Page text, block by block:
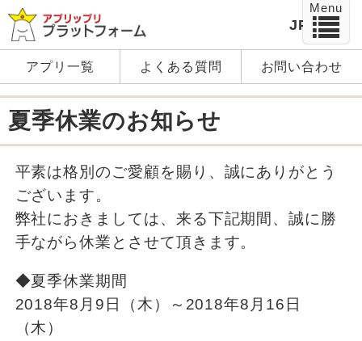
JP EN
アプリ一覧 よくある質問 お問い合わせ
夏季休業のお知らせ
平素は格別のご愛顧を賜り、誠にありがとう
ございます。
弊社におきましては、来る下記期間、誠に勝
手ながら休業とさせて頂きます。
◆夏季休業期間
2018年8月9日（木）～2018年8月16日
（木）
Menu